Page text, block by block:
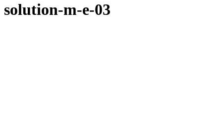
solution-m-e-03